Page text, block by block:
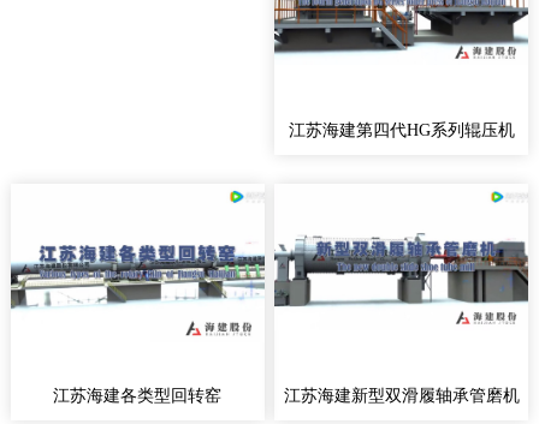
江苏海建第四代HG系列辊压机
江苏海建各类型回转窑 江苏海建新型双滑履轴承管磨机